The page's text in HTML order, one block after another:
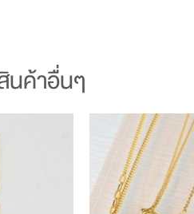
นค้าอื่นๆ